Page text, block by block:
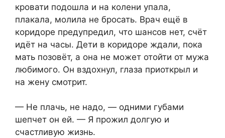
кровати подошла и на колени упала,
плакала, молила не бросать. Врач ещё в
коридоре предупредил, что шансов нет, счёт
идёт на часы. Дети в коридоре ждали, пока
мать позовёт, а она не может отойти от мужа
любимого. Он вздохнул, глаза приоткрыл и
на жену смотрит.
— Не плачь, не надо, — одними губами
шепчет он ей. — Я прожил долгую и
счастливую жизнь.